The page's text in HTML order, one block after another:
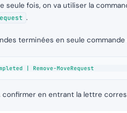
seule fois, on va utiliser la
.
terminées en seule
| Remove-MoveRequest
en entrant la lettre